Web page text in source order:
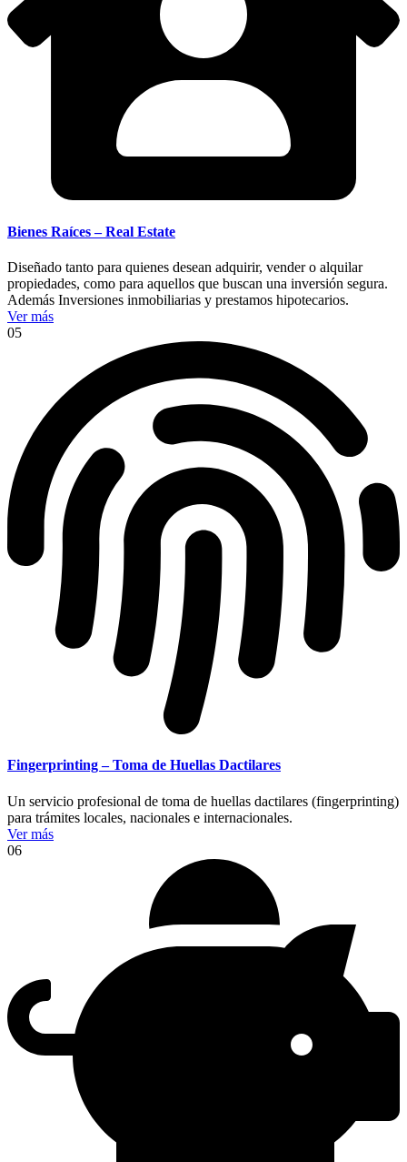
Bienes Raíces – Real Estate
Diseñado tanto para quienes desean adquirir, vender o alquilar
propiedades, como para aquellos que buscan una inversión segura.
Además Inversiones inmobiliarias y prestamos hipotecarios.
Ver más
05
Fingerprinting – Toma de Huellas Dactilares
Un servicio profesional de toma de huellas dactilares (fingerprinting)
para trámites locales, nacionales e internacionales.
Ver más
06